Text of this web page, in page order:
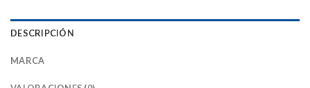
DESCRIPCIÓN
MARCA